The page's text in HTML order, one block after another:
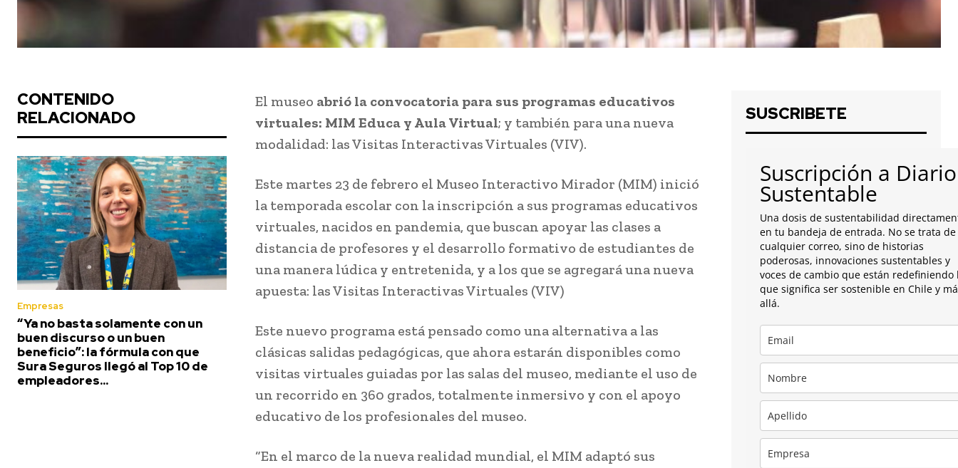
CONTENIDO
RELACIONADO
Empresas
“Ya no basta solamente con un
buen discurso o un buen
beneficio”: la fórmula con que
Sura Seguros llegó al Top 10 de
empleadores...
El museo abrió la convocatoria para sus programas educativos
virtuales: MIM Educa y Aula Virtual; y también para una nueva
modalidad: las Visitas Interactivas Virtuales (VIV).
Este martes 23 de febrero el Museo Interactivo Mirador (MIM) inició
la temporada escolar con la inscripción a sus programas educativos
virtuales, nacidos en pandemia, que buscan apoyar las clases a
distancia de profesores y el desarrollo formativo de estudiantes de
una manera lúdica y entretenida, y a los que se agregará una nueva
apuesta: las Visitas Interactivas Virtuales (VIV)
Este nuevo programa está pensado como una alternativa a las
clásicas salidas pedagógicas, que ahora estarán disponibles como
visitas virtuales guiadas por las salas del museo, mediante el uso de
un recorrido en 360 grados, totalmente inmersivo y con el apoyo
educativo de los profesionales del museo.
“En el marco de la nueva realidad mundial, el MIM adaptó sus
SUSCRIBETE
Suscripción a Diario
Sustentable
Una dosis de sustentabilidad
en tu bandeja de entrada. No se trata de
cualquier correo, sino de historias
poderosas, innovaciones sustentables y
voces de cambio que están redefiniendo
que significa ser sostenible en Chile y
allá.